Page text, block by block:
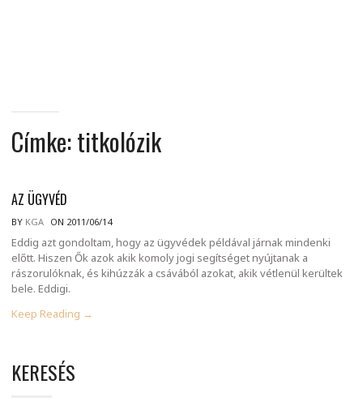
Címke:titkolózik
AZ ÜGYVÉD
BY KGA ON 2011/06/14
Eddig azt gondoltam, hogy az ügyvédek példával járnak mindenki
előtt. Hiszen Ők azok akik komoly jogi segítséget nyújtanak a
rászorulóknak, és kihúzzák a csávából azokat, akik vétlenül kerültek
bele. Eddigi.
Keep Reading →
KERESÉS